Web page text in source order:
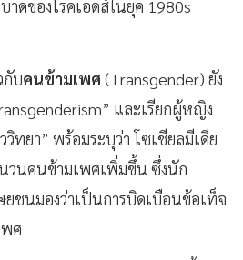
ดของโรคเอดส์ในยุค 1980s
กับคนข้ามเพศ(Transgender) ยัง
และเรียกผู้หญิง
ทยา” พร้อมระบุว่า โซเชียลมีเดีย
วนคนข้ามเพศเพิ่มขึ้น ซึ่งนัก
ชนมองว่าเป็นการบิดเบือนข้อเท็จ
พศ